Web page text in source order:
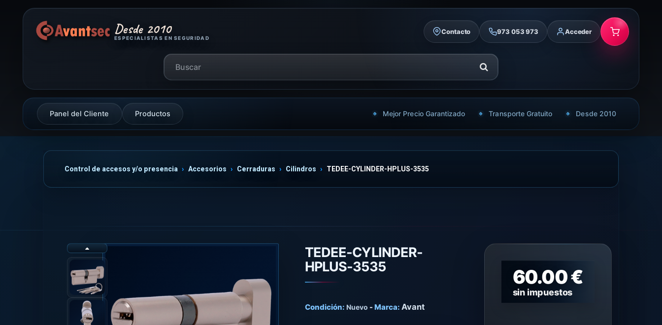
Desde 2010
ESPECIALISTAS EN SEGURIDAD
Contacto 973 053 973 Acceder
Panel del Cliente Productos Mejor Precio Garantizado Transporte Gratuito Desde 2010
Control de accesos y/o presencia Accesorios Cerraduras Cilindros TEDEE-CYLINDER-HPLUS-3535
TEDEE-CYLINDER-
HPLUS-3535
Condición: Nuevo - Marca: Avant
60.00 €
sin impuestos